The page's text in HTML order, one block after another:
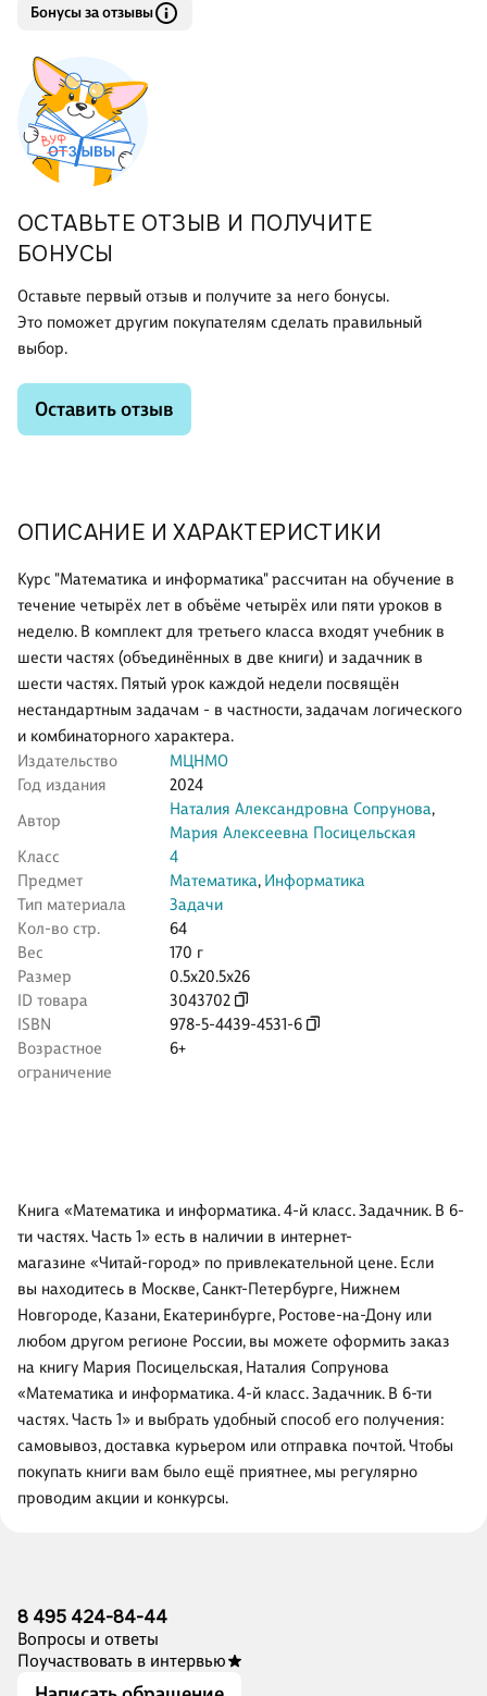
ОПИСАНИЕ И ХАРАКТЕРИСТИКИ
Курс "Математика и информатика" рассчитан на обучение в
течение четырёх лет в объёме четырёх или пяти уроков в
неделю. В комплект для третьего класса входят учебник в
шести частях (объединённых в две книги) и задачник в
шести частях. Пятый урок каждой недели посвящён
нестандартным задачам - в частности, задачам логического
и комбинаторного характера.
Издательство
МЦНМО
Год издания
2024
Автор
Наталия Александровна Сопрунова,
Мария Алексеевна Посицельская
Класс
4
Предмет
Математика, Информатика
Тип материала
Задачи
Кол-во стр.
64
Вес
170 г
Размер
0.5x20.5x26
ID товара
3043702
ISBN
978-5-4439-4531-6
Возрастное
ограничение
6+
Бонусы за отзывы
ОСТАВЬТЕ ОТЗЫВ И ПОЛУЧИТЕ
БОНУСЫ
Оставьте первый отзыв и получите за него бонусы.
Это поможет другим покупателям сделать правильный
выбор.
Оставить отзыв
Книга «Математика и информатика. 4-й класс. Задачник. В 6-
ти частях. Часть 1» есть в наличии в интернет-
магазине «Читай-город» по привлекательной цене. Если
вы находитесь в Москве, Санкт-Петербурге, Нижнем
Новгороде, Казани, Екатеринбурге, Ростове-на-Дону или
любом другом регионе России, вы можете оформить заказ
на книгу Мария Посицельская, Наталия Сопрунова
«Математика и информатика. 4-й класс. Задачник. В 6-ти
частях. Часть 1» и выбрать удобный способ его получения:
самовывоз, доставка курьером или отправка почтой. Чтобы
покупать книги вам было ещё приятнее, мы регулярно
проводим акции и конкурсы.
8 495 424-84-44
Вопросы и ответы
Поучаствовать в интервью